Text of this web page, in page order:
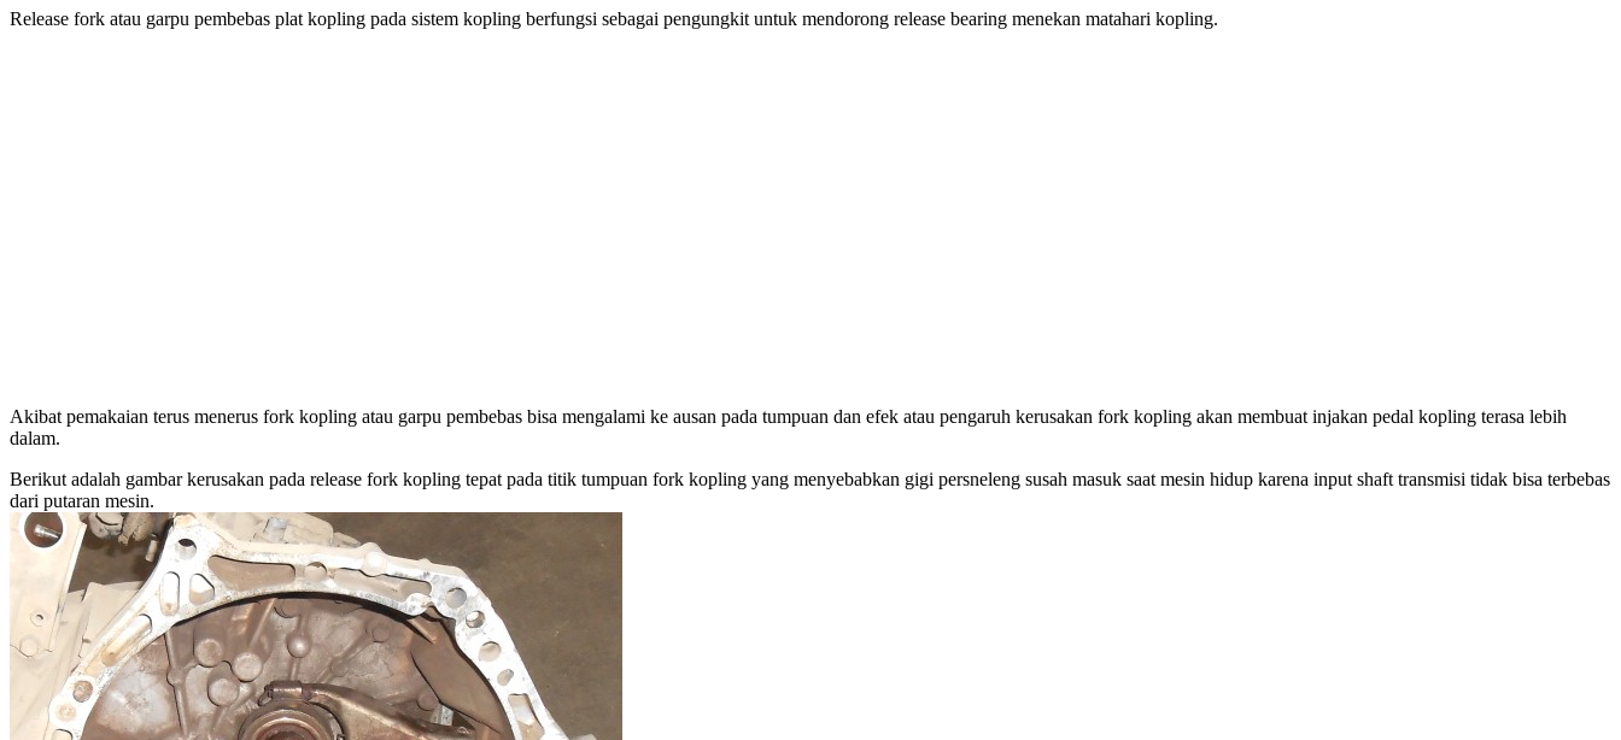
Release fork atau garpu pembebas plat kopling pada sistem kopling berfungsi sebagai pengungkit untuk mendorong release bearing menekan matahari kopling.
Akibat pemakaian terus menerus fork kopling atau garpu pembebas bisa mengalami ke ausan pada tumpuan dan efek atau pengaruh kerusakan fork kopling akan membuat injakan pedal kopling terasa lebih
dalam.
Berikut adalah gambar kerusakan pada release fork kopling tepat pada titik tumpuan fork kopling yang menyebabkan gigi persneleng susah masuk saat mesin hidup karena input shaft transmisi tidak bisa terbebas
dari putaran mesin.